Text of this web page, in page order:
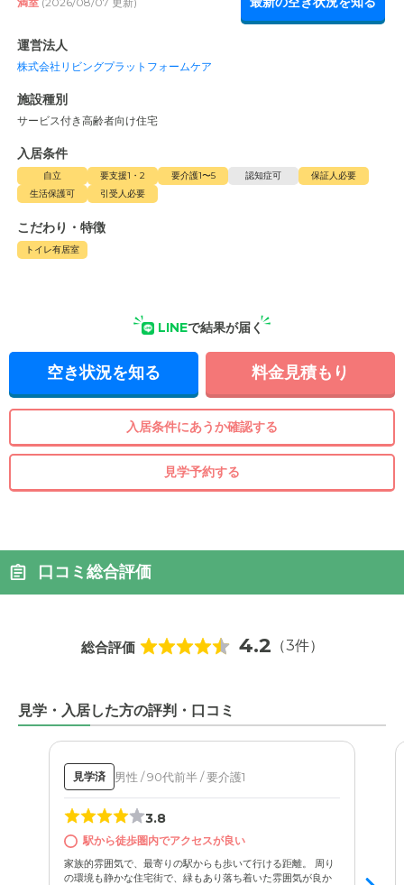
運営法人
株式会社リビングプラットフォームケア
施設種別
サービス付き高齢者向け住宅
入居条件
自立 要支援1・2 要介護1〜5 認知症可
保証人必要
生活保護可
引受人必要
こだわり・特徴
トイレ有居室
LINEで結果が届く
空き状況を知る 料金見積もり
入居条件にあうか確認する
見学予約する
口コミ総合評価
総合評価 4.2 （3件）
見学・入居した方の評判・口コミ
見学済 男性 / 90代前半 / 要介護1
3.8
駅から徒歩圏内でアクセスが良い
家族的雰囲気で、最寄りの駅からも歩いて行ける距離。 周り
の環境も静かな住宅街で、緑もあり落ち着いた雰囲気が良か